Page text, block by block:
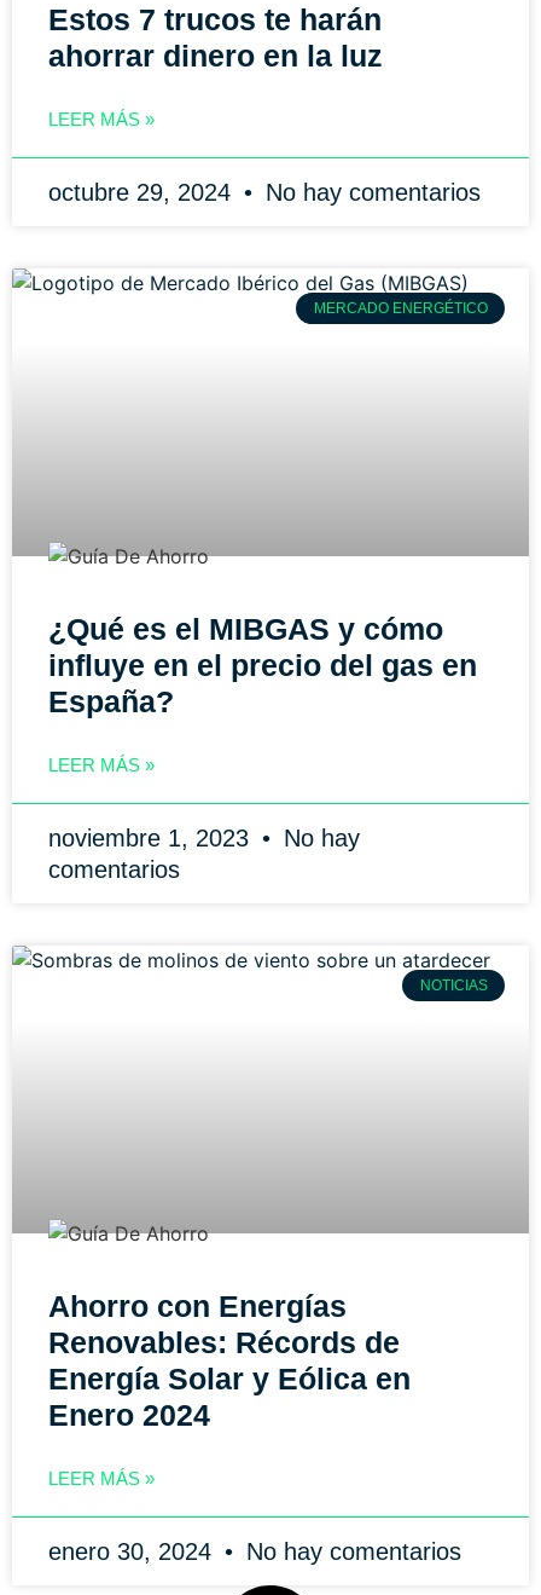
Estos 7 trucos te harán
ahorrar dinero en la luz
LEER MÁS »
octubre 29, 2024 No hay comentarios
MERCADO ENERGÉTICO
¿Qué es el MIBGAS y cómo
influye en el precio del gas en
España?
LEER MÁS »
noviembre 1, 2023
No hay
comentarios
NOTICIAS
Ahorro con Energías
Renovables: Récords de
Energía Solar y Eólica en
Enero 2024
LEER MÁS »
enero 30, 2024 No hay comentarios